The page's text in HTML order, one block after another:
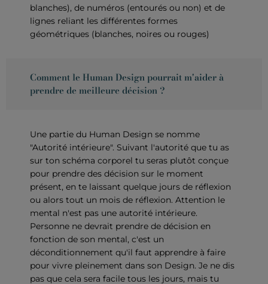
blanches), de numéros (entourés ou non) et de
lignes reliant les différentes formes
géométriques (blanches, noires ou rouges)
Comment le Human Design pourrait m'aider à
prendre de meilleure décision ?
Une partie du Human Design se nomme
"Autorité intérieure". Suivant l'autorité que tu as
sur ton schéma corporel tu seras plutôt conçue
pour prendre des décision sur le moment
présent, en te laissant quelque jours de réflexion
ou alors tout un mois de réflexion. Attention le
mental n'est pas une autorité intérieure.
Personne ne devrait prendre de décision en
fonction de son mental, c'est un
déconditionnement qu'il faut apprendre à faire
pour vivre pleinement dans son Design. Je ne dis
pas que cela sera facile tous les jours, mais tu